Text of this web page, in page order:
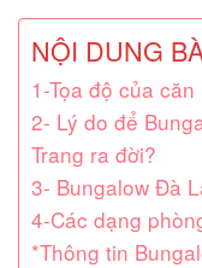
NỘI DUNG
1-Tọa độ của
2- Lý do để
Trang ra đời?
3- Bungalow Đà
4-Các dạng
*Thông tin